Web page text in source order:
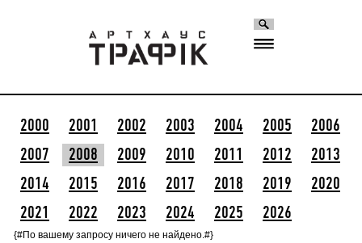
2000 2001 2002 2003 2004 2005
2006
2007
2008 2009 2010 2011 2012
2013
2014
2015 2016 2017 2018 2019
2020
2021
2022 2023 2024 2025 2026
{#По вашему запросу ничего не найдено.#}